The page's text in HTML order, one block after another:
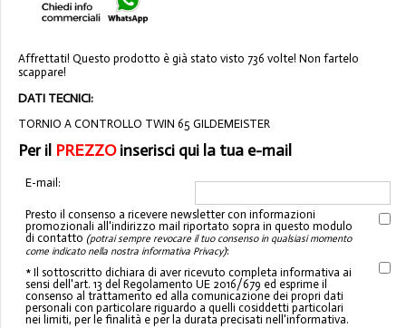
Affrettati! Questo prodotto è già stato visto 736 volte! Non fartelo
scappare!
DATI TECNICI:
TORNIO A CONTROLLO TWIN 65 GILDEMEISTER
Per il PREZZOinserisci qui la tua e-mail
E-mail:
Presto il consenso a ricevere newsletter con informazioni
promozionali all'indirizzo mail riportato sopra in questo modulo
di contatto (potrai sempre revocare il tuo consenso in qualsiasi momento
come indicato nella nostra informativa Privacy):
* Il sottoscritto dichiara di aver ricevuto completa informativa ai
sensi dell'art. 13 del Regolamento UE 2016/679 ed esprime il
consenso al trattamento ed alla comunicazione dei propri dati
personali con particolare riguardo a quelli cosiddetti particolari
nei limiti, per le finalità e per la durata precisati nell'informativa.